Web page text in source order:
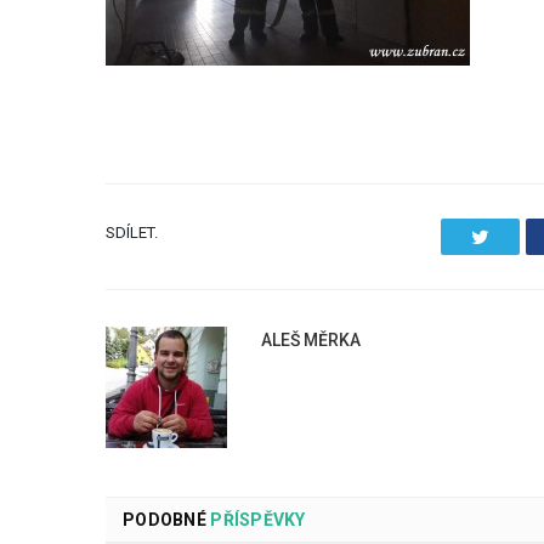
SDÍLET.
ALEŠ MĚRKA
PODOBNÉPŘÍSPĚVKY